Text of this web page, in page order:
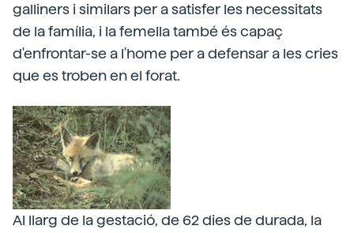
galliners i similars per a satisfer les necessitats
de la família, i la femella també és capaç
d'enfrontar-se a l'home per a defensar a les cries
que es troben en el forat.
Al llarg de la gestació, de 62 dies de durada, la